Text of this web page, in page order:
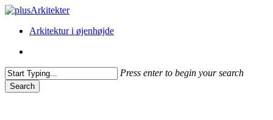
Skip
main
Menu
Arkitektur i øjenhøjde
Press enter to begin your search
Search